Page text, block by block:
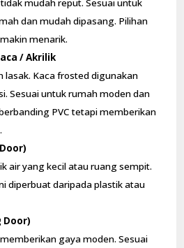
mudah reput. Sesuai untuk
dan mudah dipasang. Pilihan
menarik.
/ Akrilik
lasak. Kaca frosted digunakan
Sesuai untuk rumah moden dan
PVC tetapi memberikan
air yang kecil atau ruang sempit.
diperbuat daripada plastik atau
Door)
gaya moden. Sesuai